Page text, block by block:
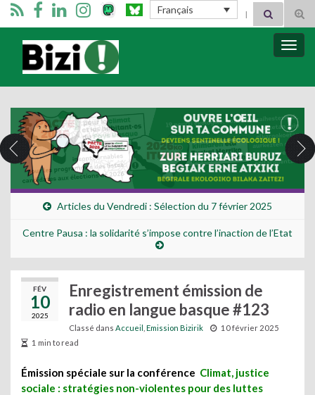
Français Search for:
Bizimugi
Articles du Vendredi : Sélection du 7 février 2025
Centre Pausa : la solidarité s’impose contre l’inaction de l’Etat
FÉV
10
2025
Enregistrement émission de
radio en langue basque #123
Classé dans Accueil Emission Bizirik
10 février 2025
1 min to read
Émission spéciale sur la conférence Climat, justice
sociale : stratégies non-violentes pour des luttes